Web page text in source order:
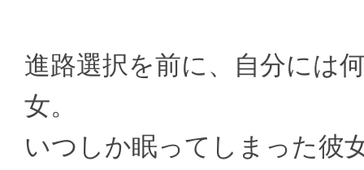
進路選択を前に、自分には
女。
いつしか眠ってしまった彼